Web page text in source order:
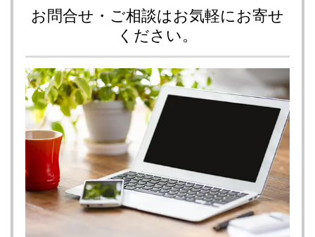
お問合せ・ご相談はお気軽にお寄せ
ください。